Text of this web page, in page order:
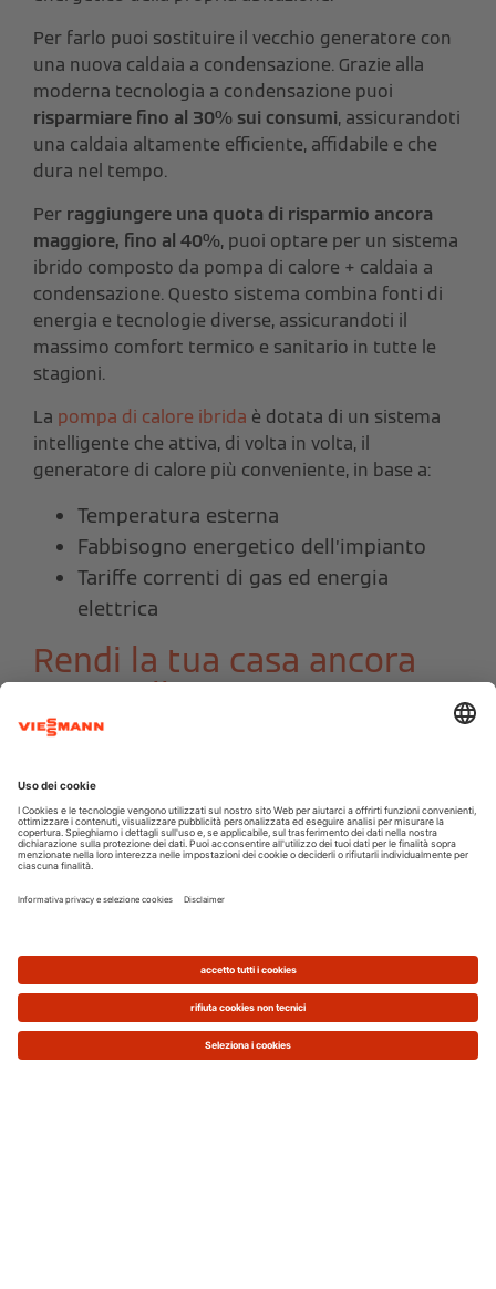
Per farlo puoi sostituire il vecchio generatore con
una nuova caldaia a condensazione. Grazie alla
moderna tecnologia a condensazione puoi
risparmiare fino al 30% sui consumi, assicurandoti
una caldaia altamente efficiente, affidabile e che
dura nel tempo.
Per raggiungere una quota di risparmio ancora
maggiore, fino al 40%, puoi optare per un sistema
ibrido composto da pompa di calore + caldaia a
condensazione. Questo sistema combina fonti di
energia e tecnologie diverse, assicurandoti il
massimo comfort termico e sanitario in tutte le
stagioni.
La pompa di calore ibrida è dotata di un sistema
intelligente che attiva, di volta in volta, il
generatore di calore più conveniente, in base a:
Temperatura esterna
Fabbisogno energetico dell’impianto
Tariffe correnti di gas ed energia
elettrica
Rendi la tua casa ancora
più intelligente
Il sistema ibrido è solo un esempio di come
domestici può aiutarti a migliorare la qualità e il
comfort degli ambienti in cui vivi, oltre che a
ridurre i costi energetici.Usare lo smartphone
anche per gestire l’impianto di riscaldamento,
infatti, sarebbe una vera comodità.
riscaldamento diventa smart ed è possibile
controllare il funzionamento della caldaia in ogni
momento.
L’appViCareti permette di gestire direttamente da